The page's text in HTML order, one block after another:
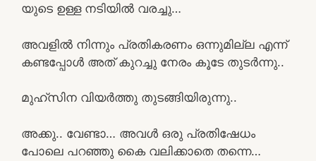
യുടെ ഉള്ള നടിയിൽ വരച്ചു…
അവളിൽ നിന്നും പ്രതികരണം ഒന്നുമില്ല എന്ന്
കണ്ടപ്പോൾ അത് കുറച്ചു നേരം കൂടേ തുടർന്നു..
മുഹ്സിന വിയർത്തു തുടങ്ങിയിരുന്നു..
അക്കു.. വേണ്ടാ… അവൾ ഒരു പ്രതിഷേധം
പോലെ പറഞ്ഞു കൈ വലിക്കാതെ തന്നെ…